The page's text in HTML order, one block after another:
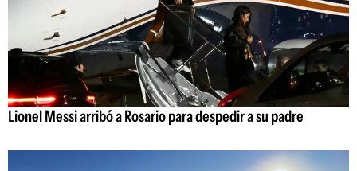
Lionel Messi arribó a Rosario para despedir a su padre